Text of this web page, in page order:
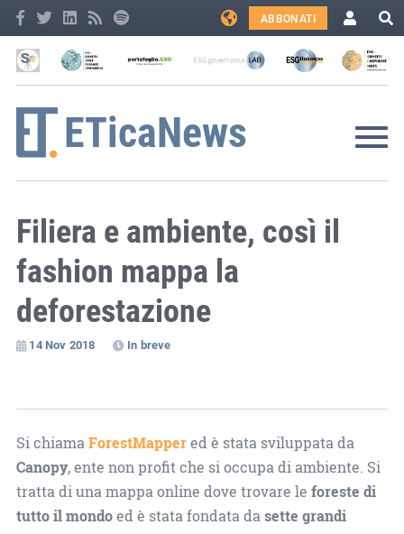
ABBONATI
Filiera e ambiente, così il
fashion mappa la
deforestazione
14 Nov 2018 In breve
Si chiamaForestMappered è stata sviluppata da
Canopy, ente non profit che si occupa di ambiente. Si
tratta di una mappa online dove trovare le foreste di
tutto il mondoed è stata fondata dasette grandi